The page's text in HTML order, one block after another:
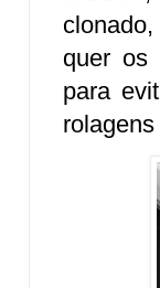
quer os
para